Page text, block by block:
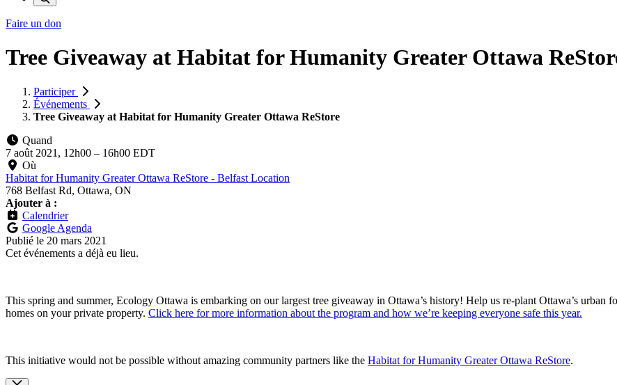
Faire un don
Tree Giveaway at Habitat for Humanity Greater Ottawa
Participer
Événements
Tree Giveaway at Habitat for Humanity Greater Ottawa ReStore
Quand
7 août 2021, 12h00 – 16h00 EDT
Où
Habitat for Humanity Greater Ottawa ReStore - Belfast Location
768 Belfast Rd, Ottawa, ON
Ajouter à :
Calendrier
Google Agenda
Publié le 20 mars 2021
Cet événements a déjà eu lieu.
This spring and summer, Ecology Ottawa is embarking on our largest tree giveaway in Ottawa’s history! Help us re-plant Ottawa’s
homes on your private property. Click here for more information about the program and how we’re keeping everyone safe this year.
This initiative would not be possible without amazing community partners like the Habitat for Humanity Greater Ottawa ReStore.